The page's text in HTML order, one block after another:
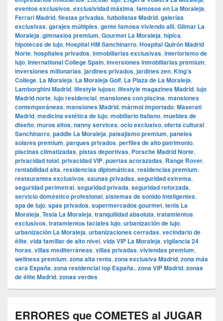
eventos exclusivos, exclusividad máxima, famosos en La Moraleja,
Ferrari Madrid, fiestas privadas, futbolistas Madrid, galerías
exclusivas, garajes múltiples, gente famosa viviendo allí, Gilmar La
Moraleja, gimnasios premium, Gourmet La Moraleja, hípica,
hipotecas de lujo, Hospital HM Sanchinarro, Hospital Quirón Madrid
Norte, hospitales privados, inmobiliarias exclusivas, interiorismo de
lujo, International College Spain, inversiones inmobiliarias premium,
inversiones millonarias, jardines privados, jardines zen, King’s
College, La Moraleja, La Moraleja Golf, La Plaza de La Moraleja,
Lamborghini Madrid, lifestyle lujoso, lifestyle magazines Madrid, lujo
Madrid norte, lujo residencial, mansiones con piscina, mansiones
contemporáneas, mansiones Madrid, mármol importado, Maserati
Madrid, medicina estética de lujo, mobiliario italiano, muebles de
diseño, muros altos, nanny services, ocio exclusivo, oferta cultural
Sanchinarro, paddle La Moraleja, paisajismo premium, paneles
solares premium, parques privados, perfiles de alto patrimonio,
piscinas climatizadas, pistas deportivas, Porsche Madrid Norte,
privacidad total, privacidad VIP, puertas acorazadas, Range Rover,
rentabilidad alta, residencias diplomáticas, residencias premium,
restaurantes exclusivos, saunas privadas, seguridad extrema,
seguridad perimetral, seguridad privada, seguridad reforzada,
servicio doméstico profesional, sistemas de sonido inteligentes,
spa de lujo, spas privados, supermercados gourmet, tenis La
Moraleja, Tesla La Moraleja, tranquilidad absoluta, tratamientos
exclusivos, tratamientos faciales lujo, urbanización de lujo,
urbanización La Moraleja, urbanizaciones cerradas, vecindario de
élite, vida familiar de alto nivel, vida VIP La Moraleja, vigilancia 24
horas, villas mediterráneas, villas privadas, viviendas premium,
wellness premium, zona alta renta, zona exclusiva Madrid, zona más
cara España, zona residencial top España., zona VIP Madrid, zonas
de élite Madrid, zonas verdes
ERRORES que COMETES al JUGAR